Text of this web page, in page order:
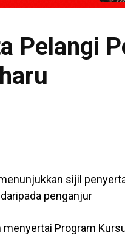
Pelangi
sijil
daripada penganjur
Program